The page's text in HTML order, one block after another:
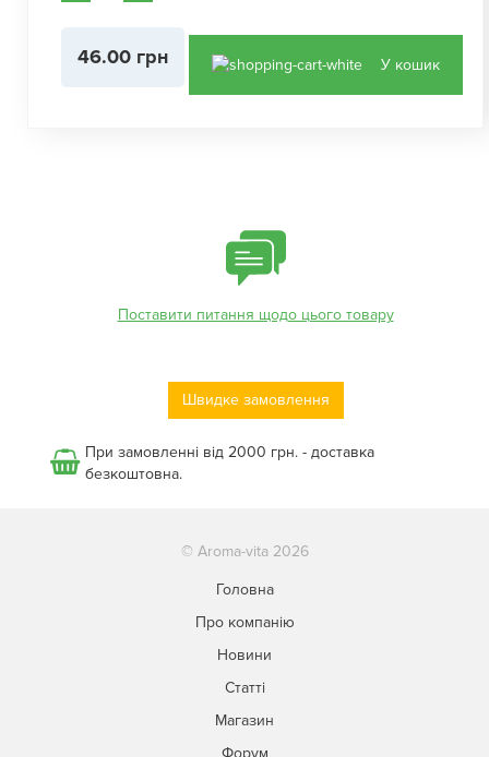
46.00 грн У кошик
Поставити питання щодо цього товару
Швидке замовлення
При замовленні від 2000 грн. - доставка
безкоштовна.
© Aroma-vita 2026
Головна
Про компанію
Новини
Статті
Магазин
Форум